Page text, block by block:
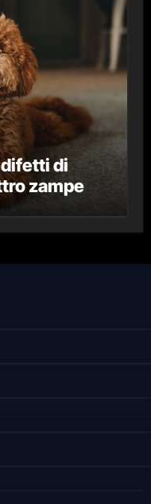
di
zampe